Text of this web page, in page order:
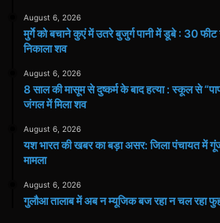
August 6, 2026
मुर्गे को बचाने कुएं में उतरे बुजुर्ग पानी में डूबे : 30
निकाला शव
August 6, 2026
8 साल की मासूम से दुष्कर्म के बाद हत्या : स्कूल से
जंगल में मिला शव
August 6, 2026
यश भारत की खबर का बड़ा असर: जिला पंचायत में
मामला
August 6, 2026
गुलौआ तालाब में अब न म्यूजिक बज रहा न चल रहा